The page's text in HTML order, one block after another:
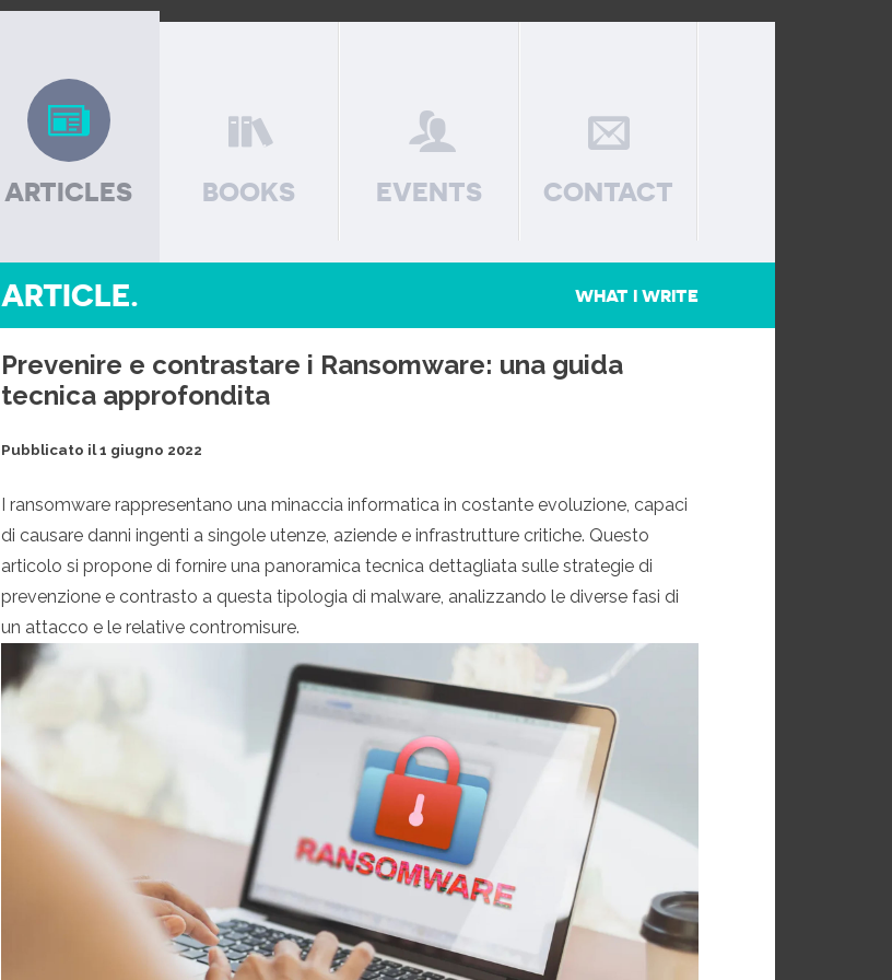
ARTICLES BOOKS EVENTS CONTACT
ARTICLE. WHAT I WRITE
Prevenire e contrastare i Ransomware: una guida
tecnica approfondita
Pubblicato il 1 giugno 2022
I ransomware rappresentano una minaccia informatica in costante evoluzione, capaci
di causare danni ingenti a singole utenze, aziende e infrastrutture critiche. Questo
articolo si propone di fornire una panoramica tecnica dettagliata sulle strategie di
prevenzione e contrasto a questa tipologia di malware, analizzando le diverse fasi di
un attacco e le relative contromisure.